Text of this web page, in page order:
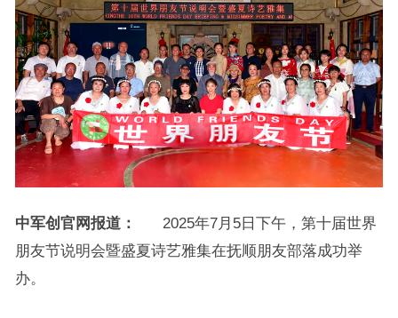
中军创官网报道：
2025年7月5日下午，第十届世界
朋友节说明会暨盛夏诗艺雅集在抚顺朋友部落成功举
办。